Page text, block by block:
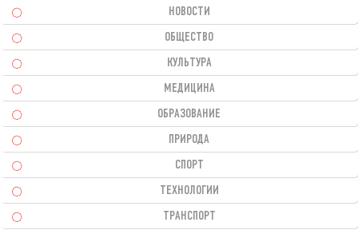
НОВОСТИ
ОБЩЕСТВО
КУЛЬТУРА
МЕДИЦИНА
ОБРАЗОВАНИЕ
ПРИРОДА
СПОРТ
ТЕХНОЛОГИИ
ТРАНСПОРТ